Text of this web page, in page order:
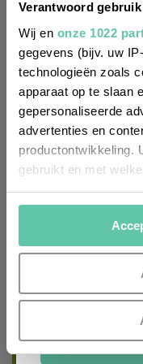
Verantwoord
Wij en onze 1022
gegevens (bijv. uw
technologieën zoals
apparaat op te slaan
gepersonaliseerde
advertenties en
productontwikkeling.
gebruikt en met
Als u het toestaat,
Informatie
locatie, die tot
Uw apparaat
scannen op
verwerkt en stel uw
U kunt uw
Frankreich
Voornaam
Achternaam
mailadres
(Required)